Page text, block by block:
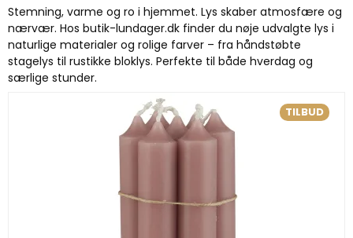
Stemning, varme og ro i hjemmet. Lys skaber atmosfære og
nærvær. Hos butik-lundager.dk finder du nøje udvalgte lys i
naturlige materialer og rolige farver – fra håndstøbte
stagelys til rustikke bloklys. Perfekte til både hverdag og
særlige stunder.
TILBUD